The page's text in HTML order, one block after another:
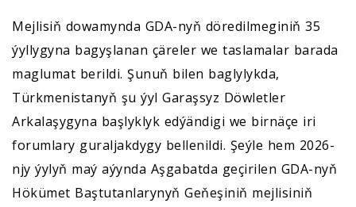
Mejlisiň dowamynda GDA-nyň döredilmeginiň 35
ýyllygyna bagyşlanan çäreler we taslamalar barada
maglumat berildi. Şunuň bilen baglylykda,
Türkmenistanyň şu ýyl Garaşsyz Döwletler
Arkalaşygyna başlyklyk edýändigi we birnäçe iri
forumlary guraljakdygy bellenildi. Şeýle hem 2026-
njy ýylyň maý aýynda Aşgabatda geçirilen GDA-nyň
Hökümet Baştutanlarynyň Geňeşiniň mejlisiniň